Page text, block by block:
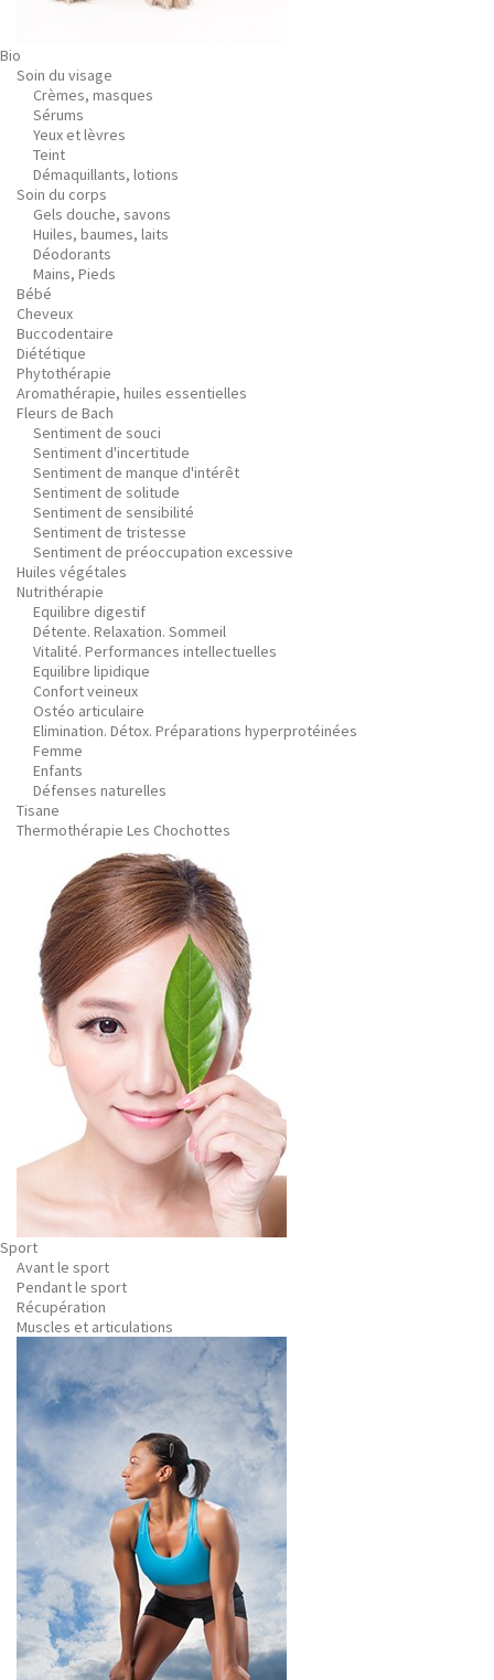
Bio
Soin du visage
Crèmes, masques
Sérums
Yeux et lèvres
Teint
Démaquillants, lotions
Soin du corps
Gels douche, savons
Huiles, baumes, laits
Déodorants
Mains, Pieds
Bébé
Cheveux
Buccodentaire
Diététique
Phytothérapie
Aromathérapie, huiles essentielles
Fleurs de Bach
Sentiment de souci
Sentiment d'incertitude
Sentiment de manque d'intérêt
Sentiment de solitude
Sentiment de sensibilité
Sentiment de tristesse
Sentiment de préoccupation excessive
Huiles végétales
Nutrithérapie
Equilibre digestif
Détente. Relaxation. Sommeil
Vitalité. Performances intellectuelles
Equilibre lipidique
Confort veineux
Ostéo articulaire
Elimination. Détox. Préparations hyperprotéinées
Femme
Enfants
Défenses naturelles
Tisane
Thermothérapie Les Chochottes
Sport
Avant le sport
Pendant le sport
Récupération
Muscles et articulations